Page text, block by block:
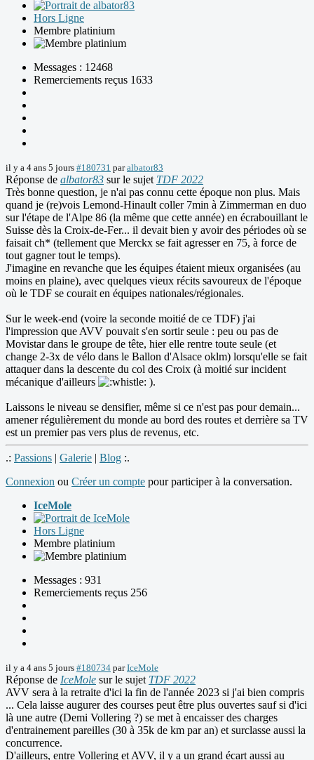
Hors Ligne
Membre platinium
Messages : 12468
Remerciements reçus 1633
il y a 4 ans 5 jours #180731 paralbator83
Réponse de albator83 sur le sujet TDF 2022
Très bonne question, je n'ai pas connu cette époque non plus. Mais
quand je (re)vois Lemond-Hinault coller 7min à Zimmerman en duo
sur l'étape de l'Alpe 86 (la même que cette année) en écrabouillant le
Suisse dès la Croix-de-Fer... il devait bien y avoir des périodes où se
faisait ch* (tellement que Merckx se fait agresser en 75, à force de
tout gagner tout le temps).
J'imagine en revanche que les équipes étaient mieux organisées (au
moins en plaine), avec quelques vieux récits savoureux de l'époque
où le TDF se courait en équipes nationales/régionales.
Sur le week-end (voire la seconde moitié de ce TDF) j'ai
l'impression que AVV pouvait s'en sortir seule : peu ou pas de
Movistar dans le groupe de tête, hier elle rentre toute seule (et
change 2-3x de vélo dans le Ballon d'Alsace oklm) lorsqu'elle se fait
attaquer dans la descente du col des Croix (à moitié sur incident
mécanique d'ailleurs
).
Laissons le niveau se densifier, même si ce n'est pas pour demain...
amener régulièrement du monde au bord des routes et derrière sa TV
est un premier pas vers plus de revenus, etc.
.: Passions | Galerie | Blog :.
Connexion ou Créer un compte pour participer à la conversation.
IceMole
Hors Ligne
Membre platinium
Messages : 931
Remerciements reçus 256
il y a 4 ans 5 jours #180734 parIceMole
Réponse de IceMole sur le sujet TDF 2022
AVV sera à la retraite d'ici la fin de l'année 2023 si j'ai bien compris
... Cela laisse augurer des courses peut être plus ouvertes sauf si d'ici
là une autre (Demi Vollering ?) se met à encaisser des charges
d'entrainement pareilles (30 à 35k de km par an) et surclasse aussi la
concurrence.
D'ailleurs, entre Vollering et AVV, il y a un grand écart aussi au